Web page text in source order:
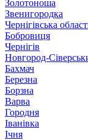
Золотоноша
Звенигородка
Чернігівська
Бобровиця
Чернігів
Новгород-
Бахмач
Березна
Борзна
Варва
Городня
Іванівка
Ічня